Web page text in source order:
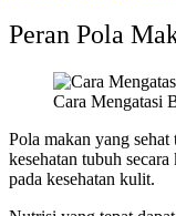
Peran Pola
Cara Mengatasi
Pola makan yang
kesehatan tubuh
pada kesehatan kulit.